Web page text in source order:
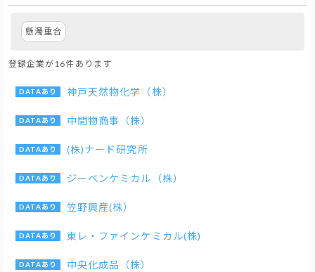
懸濁重合
登録企業が16件あります
神戸天然物化学（株）
中間物商事（株）
(株)ナード研究所
ジーベンケミカル（株）
笠野興産(株）
東レ・ファインケミカル(株)
中央化成品（株）